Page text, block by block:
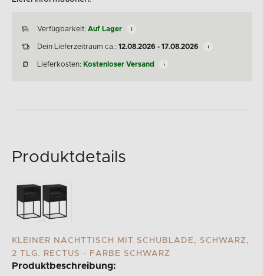
Verfügbarkeit: Auf Lager
Dein Lieferzeitraum ca.: 12.08.2026 - 17.08.2026
Lieferkosten: Kostenloser Versand
Produktdetails
KLEINER NACHTTISCH MIT SCHUBLADE, SCHWARZ,
2 TLG. RECTUS - FARBE SCHWARZ
Produktbeschreibung: